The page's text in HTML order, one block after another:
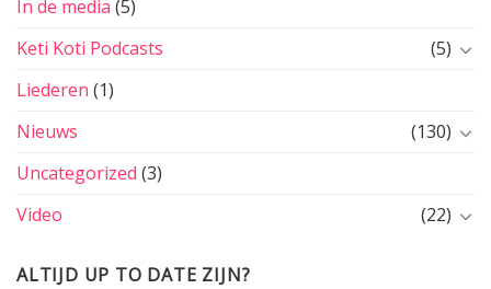
In de media (5)
Keti Koti Podcasts
(5)
Liederen (1)
Nieuws
(130)
Uncategorized (3)
Video
(22)
ALTIJD UP TO DATE ZIJN?